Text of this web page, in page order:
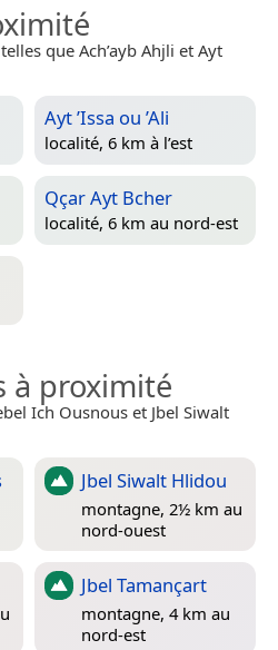
que Ach’ayb Ahjli et Ayt
Ayt ’Issa ou ’Ali
localité, 6 km à l’est
Qçar Ayt Bcher
localité, 6 km au nord-est
à proximité
Ich Ousnous et Jbel Siwalt
Jbel Siwalt Hlidou
montagne, 2½ km au
nord-ouest
Jbel Tamançart
montagne, 4 km au
nord-est